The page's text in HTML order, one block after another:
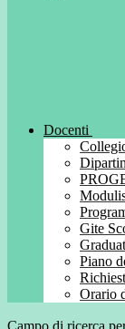
Docenti
Gite
Piano
Orario